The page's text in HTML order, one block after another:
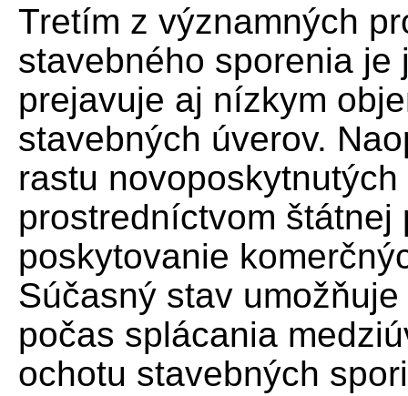
Tretím z významných
stavebného sporenia
prejavuje aj nízkym
stavebných úverov.
rastu
prostredníctvom
poskytovanie
Súčasný stav
počas splácania
ochotu stavebných